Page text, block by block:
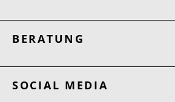
BERATUNG
SOCIAL MEDIA